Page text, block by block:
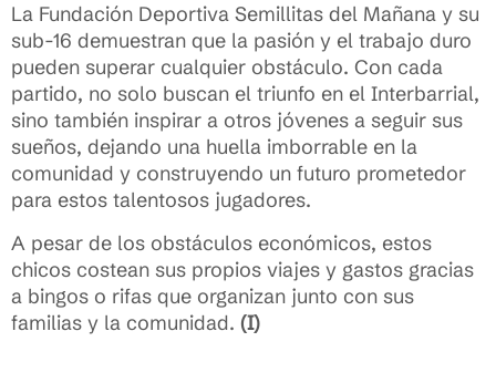
La Fundación Deportiva Semillitas del Mañana y su
sub-16 demuestran que la pasión y el trabajo duro
pueden superar cualquier obstáculo. Con cada
partido, no solo buscan el triunfo en el Interbarrial,
sino también inspirar a otros jóvenes a seguir sus
sueños, dejando una huella imborrable en la
comunidad y construyendo un futuro prometedor
para estos talentosos jugadores.
A pesar de los obstáculos económicos, estos
chicos costean sus propios viajes y gastos gracias
a bingos o rifas que organizan junto con sus
familias y la comunidad. (I)